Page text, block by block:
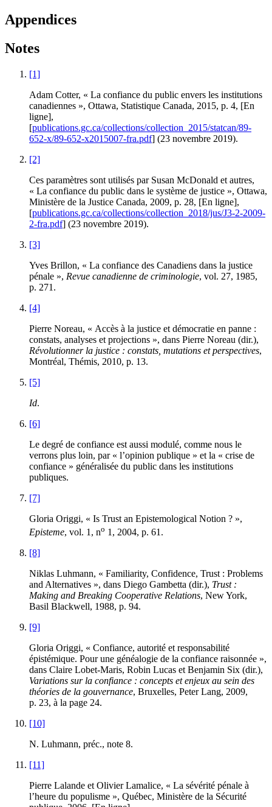
Appendices
Notes
[1]
Adam Cotter, « La confiance du public envers les institutions
canadiennes », Ottawa, Statistique Canada, 2015, p. 4, [En
ligne],
[publications.gc.ca/collections/collection_2015/statcan/89-
652-x/89-652-x2015007-fra.pdf] (23 novembre 2019).
[2]
Ces paramètres sont utilisés par Susan McDonald et autres,
« La confiance du public dans le système de justice », Ottawa,
Ministère de la Justice Canada, 2009, p. 28, [En ligne],
[publications.gc.ca/collections/collection_2018/jus/J3-2-2009-
2-fra.pdf] (23 novembre 2019).
[3]
Yves Brillon, « La confiance des Canadiens dans la justice
pénale », Revue canadienne de criminologie, vol. 27, 1985,
p. 271.
[4]
Pierre Noreau, « Accès à la justice et démocratie en panne :
constats, analyses et projections », dans Pierre Noreau (dir.),
Révolutionner la justice : constats, mutations et perspectives,
Montréal, Thémis, 2010, p. 13.
[5]
Id.
[6]
Le degré de confiance est aussi modulé, comme nous le
verrons plus loin, par « l’opinion publique » et la « crise de
confiance » généralisée du public dans les institutions
publiques.
[7]
Gloria Origgi, « Is Trust an Epistemological Notion ? »,
Episteme, vol. 1, no 1, 2004, p. 61.
[8]
Niklas Luhmann, « Familiarity, Confidence, Trust : Problems
and Alternatives », dans Diego Gambetta (dir.), Trust :
Making and Breaking Cooperative Relations, New York,
Basil Blackwell, 1988, p. 94.
[9]
Gloria Origgi, « Confiance, autorité et responsabilité
épistémique. Pour une généalogie de la confiance raisonnée »,
dans Claire Lobet-Maris, Robin Lucas et Benjamin Six (dir.),
Variations sur la confiance : concepts et enjeux au sein des
théories de la gouvernance, Bruxelles, Peter Lang, 2009,
p. 23, à la page 24.
[10]
N. Luhmann, préc., note 8.
[11]
Pierre Lalande et OlivierLamalice, « La sévérité pénale à
l’heure du populisme », Québec, Ministère de la Sécurité